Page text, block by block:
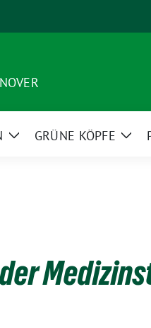
ZeigeGRÜNE KÖPFE